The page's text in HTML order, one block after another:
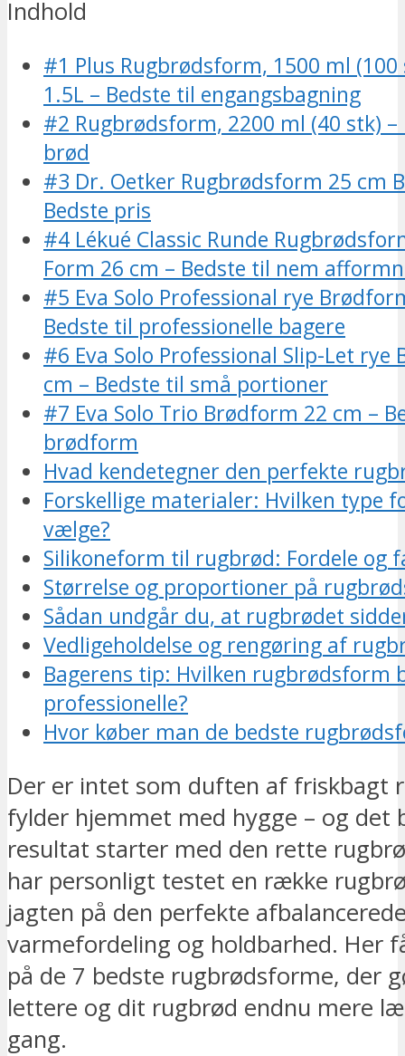
Indhold
#1 Plus Rugbrødsform, 1500 ml (100
1.5L – Bedste til engangsbagning
#2 Rugbrødsform, 2200 ml (40 stk)
brød
#3 Dr. Oetker Rugbrødsform 25 cm
Bedste pris
#4 Lékué Classic Runde
Form 26 cm – Bedste til nem
#5 Eva Solo Professional rye
Bedste til professionelle bagere
#6 Eva Solo Professional Slip-Let rye
cm – Bedste til små portioner
#7 Eva Solo Trio Brødform 22 cm –
brødform
Hvad kendetegner den perfekte
Forskellige materialer: Hvilken type
vælge?
Silikoneform til rugbrød: Fordele og
Størrelse og proportioner på
Sådan undgår du, at rugbrødet
Vedligeholdelse og rengøring af
Bagerens tip: Hvilken rugbrødsform
professionelle?
Hvor køber man de bedste
Der er intet som duften af friskbagt
fylder hjemmet med hygge – og det
resultat starter med den rette
har personligt testet en række
jagten på den perfekte
varmefordeling og holdbarhed. Her
på de 7 bedste rugbrødsforme, der
lettere og dit rugbrød endnu mere
gang.